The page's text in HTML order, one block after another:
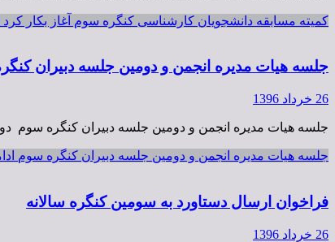
کمیته مسابقه دانشجویان کارشناسی کنگره سوم آغاز بکار کرد
جلسه هیات مدیره انجمن و دومین جلسه دبیران
26 خرداد 1396
جلسه هیات مدیره انجمن و دومین جلسه دبیران کنگره سوم
جلسه هیات مدیره انجمن و دومین جلسه دبیران کنگره سوم
فراخوان ارسال دستاورد به سومین کنگره سالانه
26 خرداد 1396